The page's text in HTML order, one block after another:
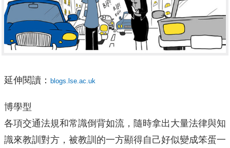
延伸閱讀： blogs.lse.ac.uk
博學型
各項交通法規和常識倒背如流，隨時拿出大量法律與知
識來教訓對方，被教訓的一方顯得自己好似變成笨蛋一